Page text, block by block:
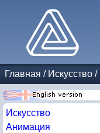
Главная / Искусство /
Искусство
Анимация